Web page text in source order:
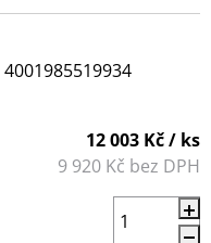
4001985519934
12 003 Kč/ ks
9 920 Kč bez DPH